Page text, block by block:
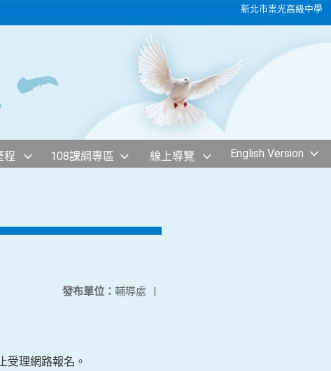
新北市崇光高級中學
程 108課綱專區 線上導覽 English Version
發布單位： 輔導處 |
理網路報名。